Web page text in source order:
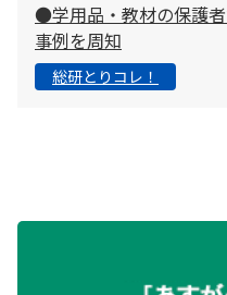
●学用品・教材の保護
事例を周知
総研とりコレ！